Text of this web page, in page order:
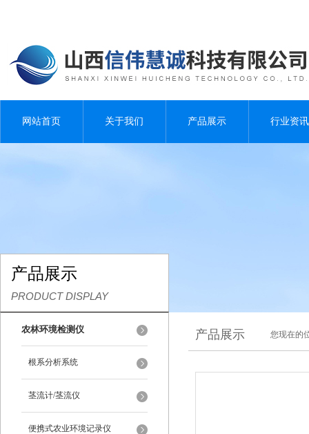
网站首页 关于我们 产品展示 行业资讯
产品展示
PRODUCT DISPLAY
农林环境检测仪
根系分析系统
茎流计/茎流仪
便携式农业环境记录仪
产品展示 您现在的